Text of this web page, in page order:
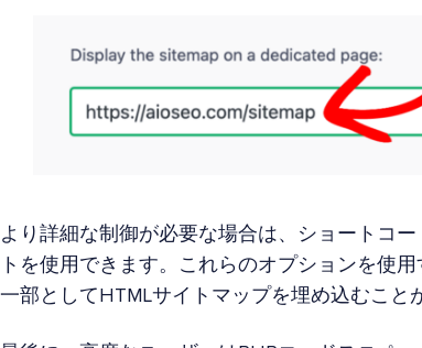
より詳細な制御が必要な場合は、ショートコ
トを使用できます。これらのオプションを使
一部としてHTMLサイトマップを埋め込むこと